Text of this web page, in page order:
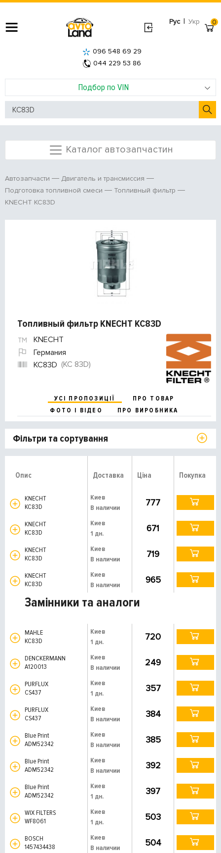
Рус | Укр
Подбор по VIN
096 548 69 29
044 229 53 86
0
Каталог автозапчастин
Автозапчасти
Двигатель и трансмиссия
Подготовка топливной смеси
Топливный фильтр
KNECHT KC83D
Топливный фильтр KNECHT KC83D
KNECHT
Германия
KC83D (KC 83D)
УСІ ПРОПОЗИЦІЇ
ПРО ТОВАР
ФОТО І ВІДЕО
ПРО ВИРОБНИКА
Фільтри та сортування
Опис Доставка Ціна Покупка
KNECHT
KC83D
Киев
В наличии
777
KNECHT
KC83D
Киев
1 дн.
671
KNECHT
KC83D
Киев
В наличии
719
KNECHT
KC83D
Киев
В наличии
965
Замінники та аналоги
MAHLE
KC83D
Киев
1 дн.
720
DENCKERMANN
A120013
Киев
В наличии
249
PURFLUX
CS437
Киев
1 дн.
357
PURFLUX
CS437
Киев
В наличии
384
Blue Print
ADM52342
Киев
В наличии
385
Blue Print
ADM52342
Киев
В наличии
392
Blue Print
ADM52342
Киев
1 дн.
397
WIX FILTERS
WF8061
Киев
1 дн.
503
BOSCH
1457434438
Киев
В наличии
504